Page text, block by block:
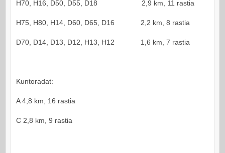
H70, H16, D50, D55, D18 2,9 km, 11 rastia
H75, H80, H14, D60, D65, D16 2,2 km, 8 rastia
D70, D14, D13, D12, H13, H12 1,6 km, 7 rastia
Kuntoradat:
A 4,8 km, 16 rastia
C 2,8 km, 9 rastia